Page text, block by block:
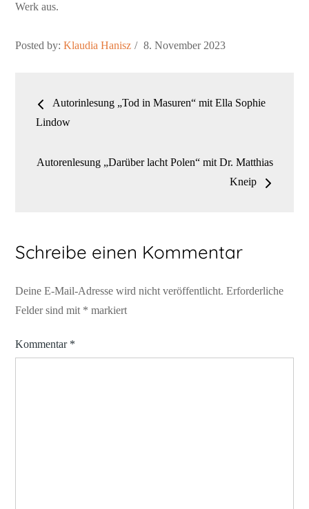
Werk aus.
Posted by:Klaudia Hanisz
Posted
8. November 2023
Beitragsnavigation
Autorinlesung „Tod in Masuren“ mit Ella Sophie
Lindow
Autorenlesung „Darüber lacht Polen“ mit Dr. Matthias
Kneip
Schreibe einen Kommentar
Deine E-Mail-Adresse wird nicht veröffentlicht. Erforderliche
Felder sind mit * markiert
Kommentar *